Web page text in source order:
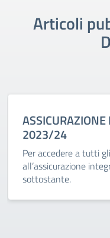
Articoli
2023/24
Per accedere a tutti
all’assicurazione
sottostante.